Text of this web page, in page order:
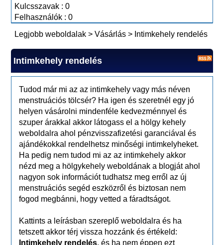
Kulcsszavak : 0
Felhasználók : 0
Legjobb weboldalak >Vásárlás > Intimkehely rendelés
Intimkehely rendelés
Tudod már mi az az intimkehely vagy más néven
menstruációs tölcsér? Ha igen és szeretnél egy jó
helyen vásárolni mindenféle kedvezménnyel és
szuper árakkal akkor látogass el a hölgy kehely
weboldalra ahol pénzvisszafizetési garanciával és
ajándékokkal rendelhetsz minőségi intimkelyheket.
Ha pedig nem tudod mi az az intimkehely akkor
nézd meg a hölgykehely weboldának a blogját ahol
nagyon sok információt tudhatsz meg erről az új
menstruációs segéd eszközről és biztosan nem
fogod megbánni, hogy vetted a fáradtságot.
Kattints a leírásban szereplő weboldalra és ha
tetszett akkor térj vissza hozzánk és értékeld:
Intimkehely rendelés, és ha nem éppen ezt